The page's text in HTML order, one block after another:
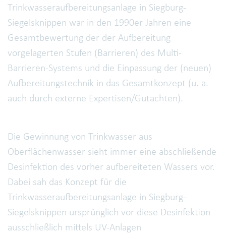
Trinkwasseraufbereitungsanlage in Siegburg-
Siegelsknippen war in den 1990er Jahren eine
Gesamtbewertung der der Aufbereitung
vorgelagerten Stufen (Barrieren) des Multi-
Barrieren-Systems und die Einpassung der (neuen)
Aufbereitungstechnik in das Gesamtkonzept (u. a.
auch durch externe Expertisen/Gutachten).
Die Gewinnung von Trinkwasser aus
Oberflächenwasser sieht immer eine abschließende
Desinfektion des vorher aufbereiteten Wassers vor.
Dabei sah das Konzept für die
Trinkwasseraufbereitungsanlage in Siegburg-
Siegelsknippen ursprünglich vor diese Desinfektion
ausschließlich mittels UV-Anlagen